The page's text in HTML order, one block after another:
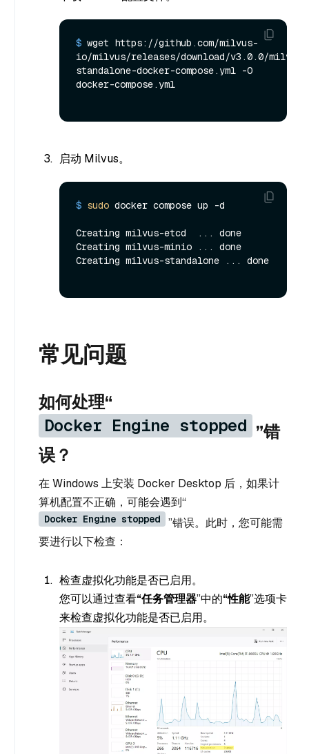
$ wget https://github.com/milvus-
io/milvus/releases/download/v3.0.0/milvus-
standalone-docker-compose.yml -O
docker-compose.yml
启动 Milvus。
$ sudo docker compose up -d
Creating milvus-etcd  ... done
Creating milvus-minio ... done
Creating milvus-standalone ... done
常见问题
如何处理“
Docker Engine stopped ”错
误？
在 Windows 上安装 Docker Desktop 后，如果计
算机配置不正确，可能会遇到“
Docker Engine stopped
”错误。此时，您可能需
要进行以下检查：
检查虚拟化功能是否已启用。
您可以通过查看“任务管理器”中的“性能”选项卡
来检查虚拟化功能是否已启用。